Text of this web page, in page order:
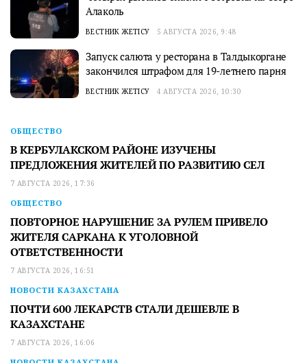
Алаколь
ВЕСТНИК ЖЕТІСУ 5 АВГУСТА 2026, 9:48
Запуск салюта у ресторана в Талдыкоргане
закончился штрафом для 19-летнего парня
ВЕСТНИК ЖЕТІСУ 4 АВГУСТА 2026, 10:30
ОБЩЕСТВО
В КЕРБУЛАКСКОМ РАЙОНЕ ИЗУЧЕНЫ
ПРЕДЛОЖЕНИЯ ЖИТЕЛЕЙ ПО РАЗВИТИЮ СЕЛ
7 АВГУСТА 2026, 17:36
ОБЩЕСТВО
ПОВТОРНОЕ НАРУШЕНИЕ ЗА РУЛЕМ ПРИВЕЛО
ЖИТЕЛЯ САРКАНА К УГОЛОВНОЙ
ОТВЕТСТВЕННОСТИ
7 АВГУСТА 2026, 16:51
НОВОСТИ КАЗАХСТАНА
ПОЧТИ 600 ЛЕКАРСТВ СТАЛИ ДЕШЕВЛЕ В
КАЗАХСТАНЕ
7 АВГУСТА 2026, 16:06